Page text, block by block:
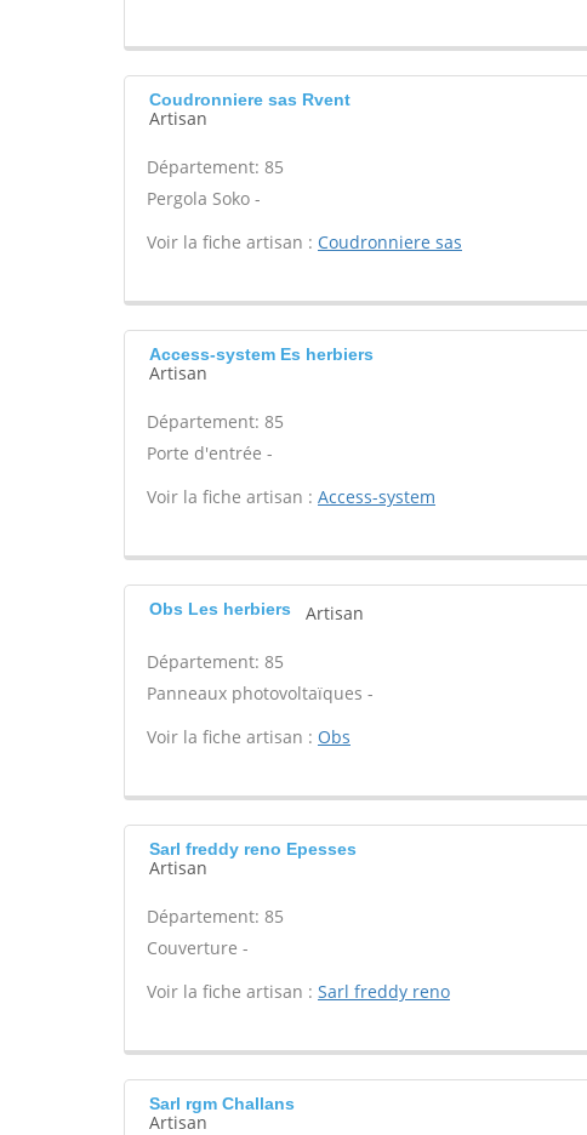
Coudronniere sas Rvent
Artisan
Département: 85
Pergola Soko -
Voir la fiche artisan : Coudronniere sas
Access-system Es herbiers
Artisan
Département: 85
Porte d'entrée -
Voir la fiche artisan : Access-system
Obs Les herbiers Artisan
Département: 85
Panneaux photovoltaïques -
Voir la fiche artisan : Obs
Sarl freddy reno Epesses
Artisan
Département: 85
Couverture -
Voir la fiche artisan : Sarl freddy reno
Sarl rgm Challans
Artisan